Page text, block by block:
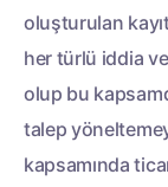
oluşturulan
her türlü iddia
olup bu
talep
kapsamında